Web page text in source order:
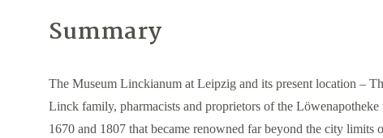
Summary
The Museum Linckianum at Leipzig and its present location –
Linck family, pharmacists and proprietors of the
1670 and 1807 that became renowned far beyond the city